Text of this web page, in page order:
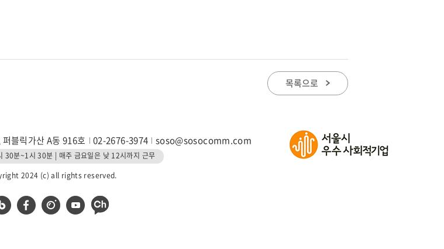
목록으로
블릭가산 A동 916호 02-2676-3974 soso@sosocomm.com
30분~1시 30분 | 매주 금요일은 낮 12시까지 근무
2024 (c) all rights reserved.